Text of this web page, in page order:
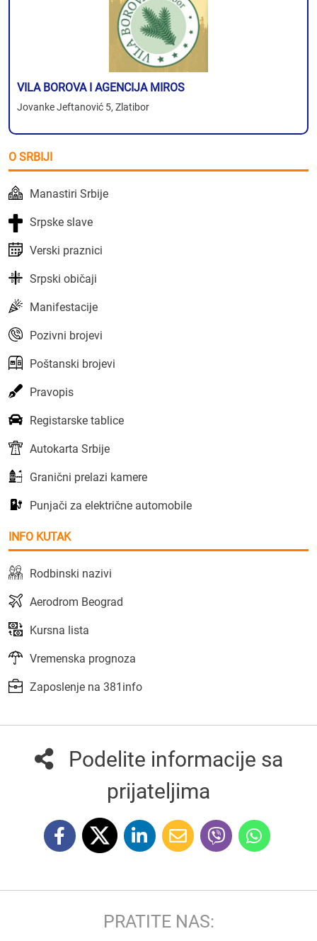
VILA BOROVA I AGENCIJA MIROS
Jovanke Jeftanović 5, Zlatibor
O SRBIJI
Manastiri Srbije
Srpske slave
Verski praznici
Srpski običaji
Manifestacije
Pozivni brojevi
Poštanski brojevi
Pravopis
Registarske tablice
Autokarta Srbije
Granični prelazi kamere
Punjači za električne automobile
INFO KUTAK
Rodbinski nazivi
Aerodrom Beograd
Kursna lista
Vremenska prognoza
Zaposlenje na 381info
Podelite informacije sa
prijateljima
PRATITE NAS: